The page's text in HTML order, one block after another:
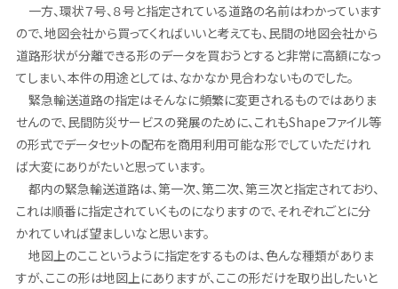
一方、環状７号、８号と指定されている道路の名前はわかっています
ので、地図会社から買ってくればいいと考えても、民間の地図会社から
道路形状が分離できる形のデータを買おうとすると非常に高額になっ
てしまい、本件の用途としては、なかなか見合わないものでした。
緊急輸送道路の指定はそんなに頻繁に変更されるものではありま
せんので、民間防災サービスの発展のために、これもShapeファイル等
の形式でデータセットの配布を商用利用可能な形でしていただけれ
ば大変にありがたいと思っています。
都内の緊急輸送道路は、第一次、第二次、第三次と指定されており、
これは順番に指定されていくものになりますので、それぞれごとに分
かれていれば望ましいなと思います。
地図上のここというように指定をするものは、色んな種類がありま
すが、ここの形は地図上にありますが、ここの形だけを取り出したいと